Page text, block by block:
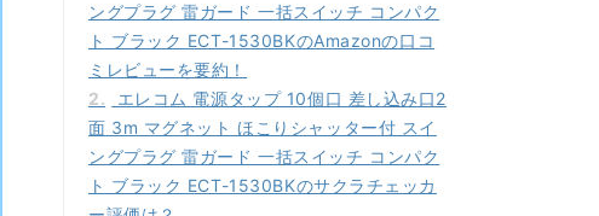
ングプラグ 雷ガード 一括スイッチ コンパク
ト ブラック ECT-1530BKのAmazonの口コ
ミレビューを要約！
2.
エレコム 電源タップ 10個口 差し込み口2
面 3m マグネット ほこりシャッター付 スイ
ングプラグ 雷ガード 一括スイッチ コンパク
ト ブラック ECT-1530BKのサクラチェッカ